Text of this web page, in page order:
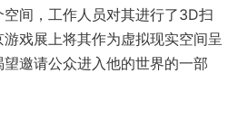
间，工作人员对其进行了3D扫
戏展上将其作为虚拟现实空间呈
邀请公众进入他的世界的一部